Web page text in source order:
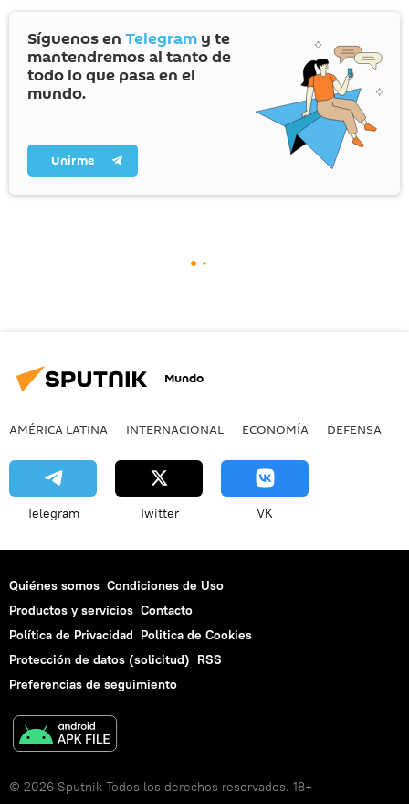
Síguenos en Telegram y te
mantendremos al tanto de
todo lo que pasa en el
mundo.
Unirme
Mundo
AMÉRICA LATINA INTERNACIONAL ECONOMÍA DEFENSA
Telegram Twitter VK
Quiénes somos Condiciones de Uso
Productos y servicios Contacto
Política de Privacidad Politica de Cookies
Protección de datos (solicitud) RSS
Preferencias de seguimiento
© 2026 Sputnik Todos los derechos reservados. 18+